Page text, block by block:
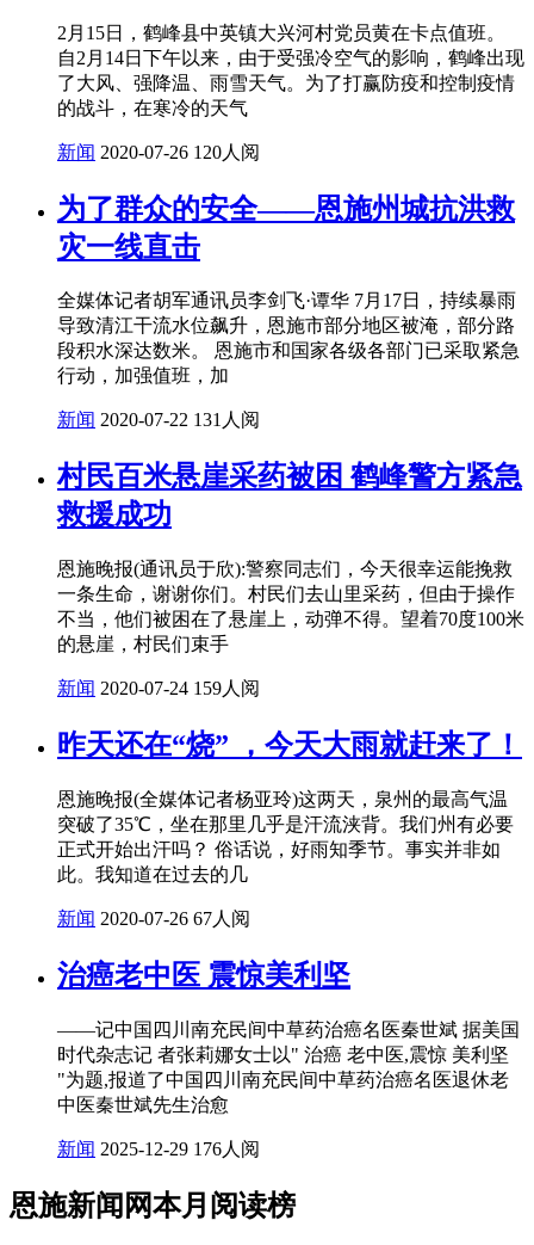
2月15日，鹤峰县中英镇大兴河村党员黄在卡点值班。
自2月14日下午以来，由于受强冷空气的影响，鹤峰出现
了大风、强降温、雨雪天气。为了打赢防疫和控制疫情
的战斗，在寒冷的天气
新闻 2020-07-26 120人阅
为了群众的安全——恩施州城抗洪救
灾一线直击
全媒体记者胡军通讯员李剑飞·谭华 7月17日，持续暴雨
导致清江干流水位飙升，恩施市部分地区被淹，部分路
段积水深达数米。 恩施市和国家各级各部门已采取紧急
行动，加强值班，加
新闻 2020-07-22 131人阅
村民百米悬崖采药被困 鹤峰警方紧急
救援成功
恩施晚报(通讯员于欣):警察同志们，今天很幸运能挽救
一条生命，谢谢你们。村民们去山里采药，但由于操作
不当，他们被困在了悬崖上，动弹不得。望着70度100米
的悬崖，村民们束手
新闻 2020-07-24 159人阅
昨天还在“烧” ，今天大雨就赶来了！
恩施晚报(全媒体记者杨亚玲)这两天，泉州的最高气温
突破了35℃，坐在那里几乎是汗流浃背。我们州有必要
正式开始出汗吗？ 俗话说，好雨知季节。事实并非如
此。我知道在过去的几
新闻 2020-07-26 67人阅
治癌老中医 震惊美利坚
——记中国四川南充民间中草药治癌名医秦世斌 据美国
时代杂志记 者张莉娜女士以" 治癌 老中医,震惊 美利坚
"为题,报道了中国四川南充民间中草药治癌名医退休老
中医秦世斌先生治愈
新闻 2025-12-29 176人阅
恩施新闻网本月阅读榜